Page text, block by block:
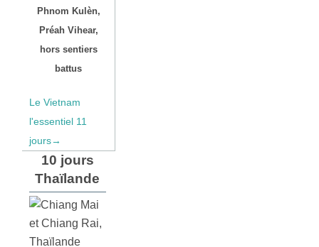
Phnom Kulèn,
Préah Vihear,
hors sentiers
battus
Le Vietnam
l'essentiel 11
jours→
10 jours
Thaïlande